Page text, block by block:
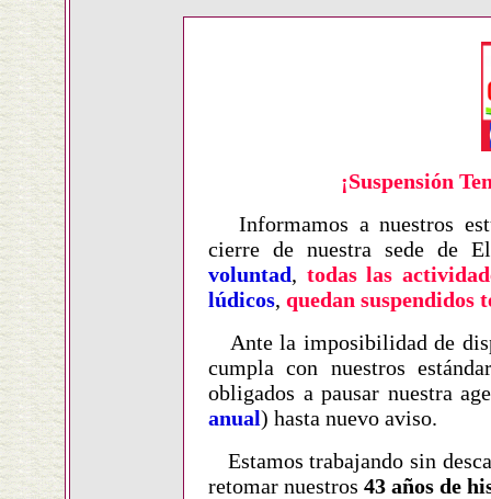
¡Suspensión
Informamos a nuestros
cierre de nuestra sede de
voluntad, todas las
lúdicos, quedan suspendidos
Ante la imposibilidad de
cumpla con nuestros
obligados a pausar nuestra
anual) hasta nuevo aviso.
Estamos trabajando sin
retomar nuestros 43 años de